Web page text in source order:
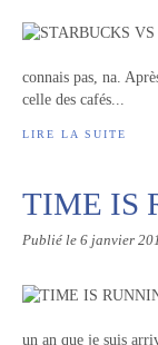
connais pas, na.
celle des cafés...
LIRE LA SUITE
TIME IS
Publié le 6 janvier
un an que je suis